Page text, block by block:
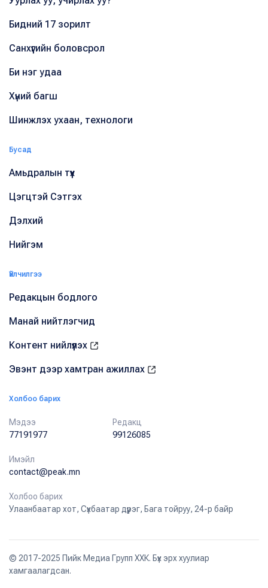
Бидний 17 зорилт
Санхүүгийн боловсрол
Би нэг удаа
Хүний багш
Шинжлэх ухаан, технологи
Бусад
Амьдралын түүх
Цэгцтэй Сэтгэх
Дэлхий
Нийгэм
Үйлчилгээ
Редакцын бодлого
Манай нийтлэгчид
Контент нийлүүлэх
Эвэнт дээр хамтран ажиллах
Холбоо барих
Мэдээ
77191977
Редакц
99126085
Имэйл
contact@peak.mn
Холбоо барих
Улаанбаатар хот, Сүхбаатар дүүрэг, Бага тойруу, 24-р байр
© 2017-2025 Пийк Медиа Групп ХХК. Бүх эрх хуулиар
хамгаалагдсан.